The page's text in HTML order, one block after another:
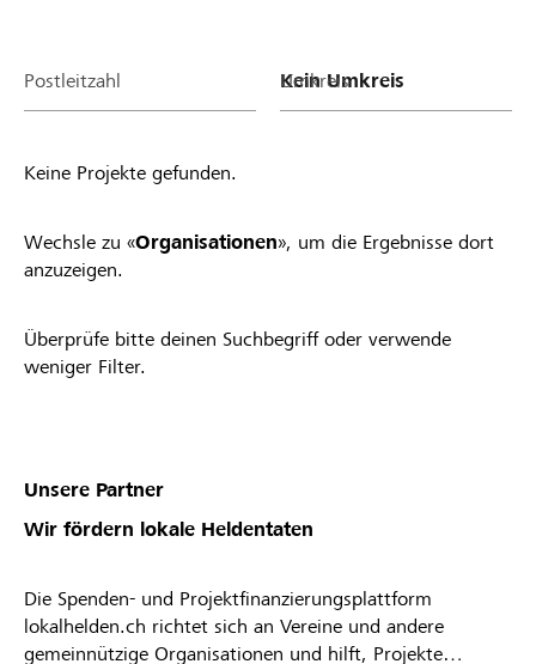
Postleitzahl Umkreis
Keine Projekte gefunden.
Wechsle zu «Organisationen», um die Ergebnisse dort
anzuzeigen.
Überprüfe bitte deinen Suchbegriff oder verwende
weniger Filter.
Unsere Partner
Wir fördern lokale Heldentaten
Die Spenden- und Projektfinanzierungsplattform
lokalhelden.ch richtet sich an Vereine und andere
gemeinnützige Organisationen und hilft, Projekte